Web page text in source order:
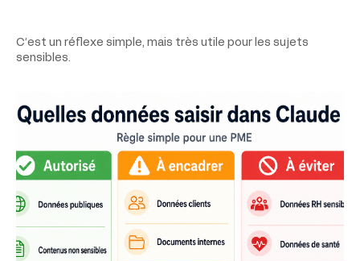
C’est un réflexe simple, mais très utile pour les sujets
sensibles.